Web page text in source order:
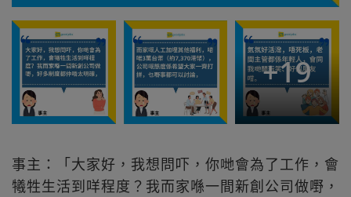
+19
事主：「大家好，我想問吓，你哋會為了工作，會
犧牲生活到咩程度？我而家喺一間新創公司做嘢，